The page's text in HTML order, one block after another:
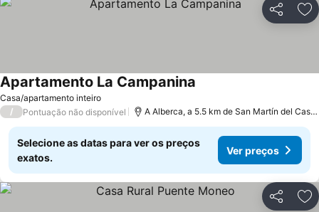
Partilhar
Casa/apartamento inteiro
Apartamento La Campanina
/ Pontuação não disponível A Alberca, a 5.5 km de San Martín del
Selecione as datas para ver os preços
exatos.
Ver preços
Partilhar